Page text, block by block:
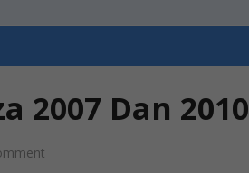
2007 Dan 2010